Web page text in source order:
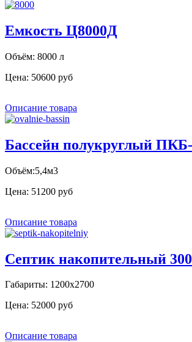
Емкость Ц8000Д
Объём: 8000 л
Цена: 50600 руб
Описание товара
Бассейн полукруглый
Объём:5,4м3
Цена: 51200 руб
Описание товара
Септик накопительный
Габариты: 1200х2700
Цена: 52000 руб
Описание товара